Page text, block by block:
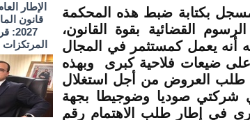
الإطار
قانون
بكتابة ضبط هذه المحكمة
من أداء الرسوم القضائية بقوة القانون،
أنه يعمل كمستثمر في المجال
ضيعات فلاحية كبرى وبهذه
طلب العروض من أجل استغلال
شركتي صوديا وضوجيطا بجهة
في إطار طلب الاهتمام رقم